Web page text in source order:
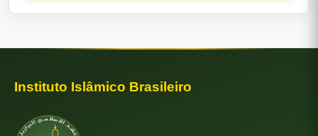
Instituto Islâmico Brasileiro